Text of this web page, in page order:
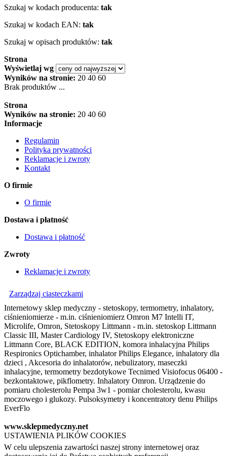
Szukaj w kodach producenta: tak
Szukaj w kodach EAN: tak
Szukaj w opisach produktów: tak
Strona
Wyświetlaj wg
Wyników na stronie: 20 40 60
Brak produktów ...
Strona
Wyników na stronie: 20 40 60
Informacje
Regulamin
Polityka prywatności
Reklamacje i zwroty
Kontakt
O firmie
O firmie
Dostawa i płatność
Dostawa i płatność
Zwroty
Reklamacje i zwroty
Zarządzaj ciasteczkami
Internetowy sklep medyczny - stetoskopy, termometry, inhalatory,
ciśnieniomierze - m.in. ciśnieniomierz Omron M7 Intelli IT,
Microlife, Omron, Stetoskopy Littmann - m.in. stetoskop Littmann
Classic III, Master Cardiology IV, Stetoskopy elektroniczne
Littmann Core, BLACK EDITION, komora inhalacyjna Philips
Respironics Optichamber, inhalator Philips Elegance, inhalatory dla
dzieci , Akcesoria do inhalatorów, nebulizatory, maseczki
inhalacyjne, termometry bezdotykowe Tecnimed Visiofocus 06400 -
bezkontaktowe, pikflometry. Inhalatory Omron. Urządzenie do
pomiaru cholesterolu Pempa 3w1 - pomiar cholesterolu, kwasu
moczowego i glukozy. Pulsoksymetry i koncentratory tlenu Philips
EverFlo
www.sklepmedyczny.net
USTAWIENIA PLIKÓW COOKIES
W celu ulepszenia zawartości naszej strony internetowej oraz